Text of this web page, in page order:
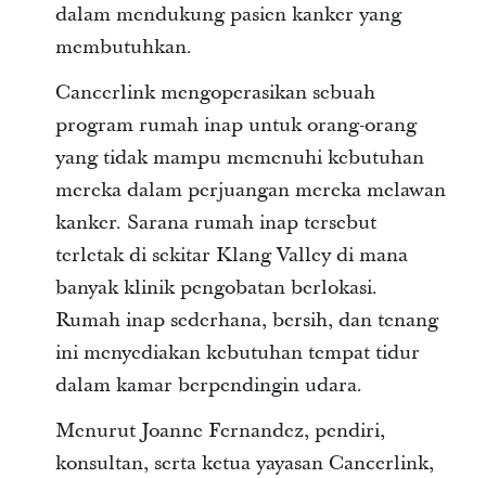
dalam mendukung pasien kanker yang
membutuhkan.
Cancerlink mengoperasikan sebuah
program rumah inap untuk orang-orang
yang tidak mampu memenuhi kebutuhan
mereka dalam perjuangan mereka melawan
kanker. Sarana rumah inap tersebut
terletak di sekitar Klang Valley di mana
banyak klinik pengobatan berlokasi.
Rumah inap sederhana, bersih, dan tenang
ini menyediakan kebutuhan tempat tidur
dalam kamar berpendingin udara.
Menurut Joanne Fernandez, pendiri,
konsultan, serta ketua yayasan Cancerlink,